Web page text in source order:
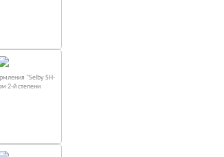
"Selby SH-
2-й степени